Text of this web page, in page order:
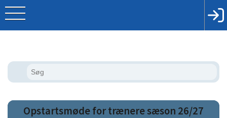
Opstartsmøde for trænere sæson 26/27